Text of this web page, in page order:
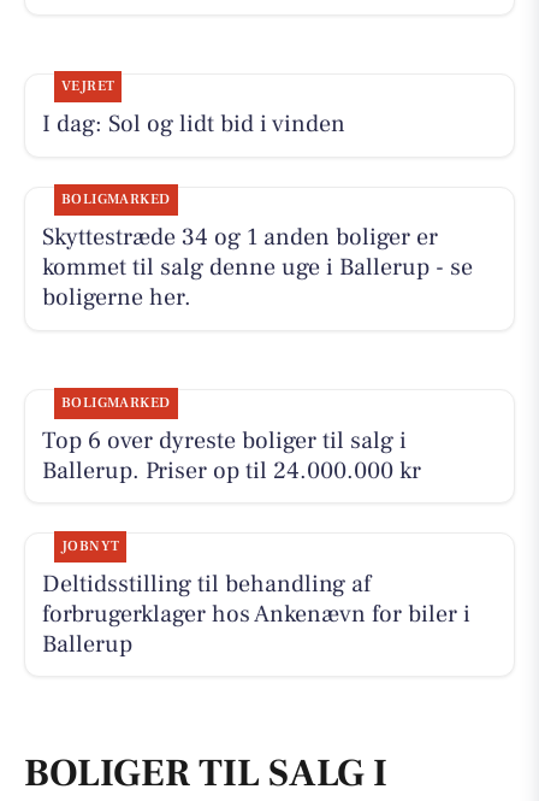
VEJRET
I dag: Sol og lidt bid i vinden
BOLIGMARKED
Skyttestræde 34 og 1 anden boliger er
kommet til salg denne uge i Ballerup - se
boligerne her.
BOLIGMARKED
Top 6 over dyreste boliger til salg i
Ballerup. Priser op til 24.000.000 kr
JOBNYT
Deltidsstilling til behandling af
forbrugerklager hos Ankenævn for biler i
Ballerup
BOLIGER TIL SALG I